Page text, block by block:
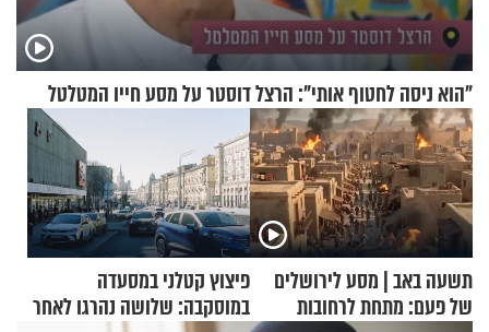
"הוא ניסה לחטוף אותי": הרצל דוסטר על מסע חייו המטלטל
תשעה באב | מסע לירושלים
של פעם: מתחת לרחובות
פיצוץ קטלני במסעדה
במוסקבה: שלושה נהרגו לאחר